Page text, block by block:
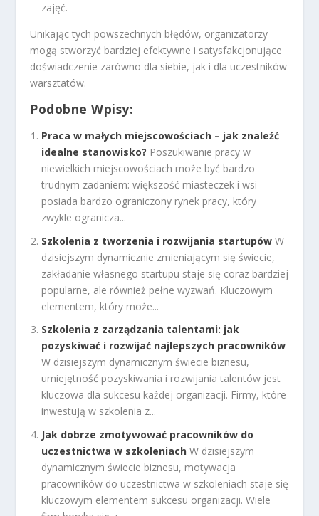
zajęć.
Unikając tych powszechnych błędów, organizatorzy
mogą stworzyć bardziej efektywne i satysfakcjonujące
doświadczenie zarówno dla siebie, jak i dla uczestników
warsztatów.
Podobne Wpisy:
Praca w małych miejscowościach – jak znaleźć
idealne stanowisko? Poszukiwanie pracy w
niewielkich miejscowościach może być bardzo
trudnym zadaniem: większość miasteczek i wsi
posiada bardzo ograniczony rynek pracy, który
zwykle ogranicza...
Szkolenia z tworzenia i rozwijania startupów W
dzisiejszym dynamicznie zmieniającym się świecie,
zakładanie własnego startupu staje się coraz bardziej
popularne, ale również pełne wyzwań. Kluczowym
elementem, który może...
Szkolenia z zarządzania talentami: jak
pozyskiwać i rozwijać najlepszych pracowników
W dzisiejszym dynamicznym świecie biznesu,
umiejętność pozyskiwania i rozwijania talentów jest
kluczowa dla sukcesu każdej organizacji. Firmy, które
inwestują w szkolenia z...
Jak dobrze zmotywować pracowników do
uczestnictwa w szkoleniach W dzisiejszym
dynamicznym świecie biznesu, motywacja
pracowników do uczestnictwa w szkoleniach staje się
kluczowym elementem sukcesu organizacji. Wiele